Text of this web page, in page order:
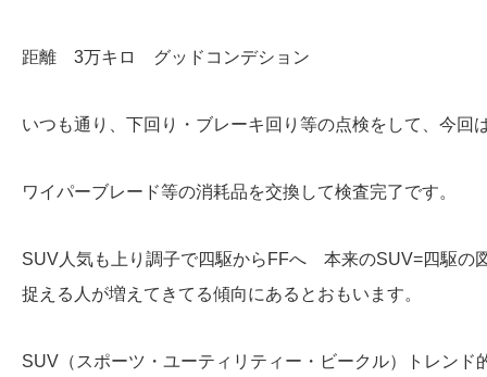
距離 3万キロ グッドコンデション
いつも通り、下回り・ブレーキ回り等の点検をして、今
ワイパーブレード等の消耗品を交換して検査完了です。
SUV人気も上り調子で四駆からFFへ 本来のSUV=四駆の
捉える人が増えてきてる傾向にあるとおもいます。
SUV（スポーツ・ユーティリティー・ビークル）トレン